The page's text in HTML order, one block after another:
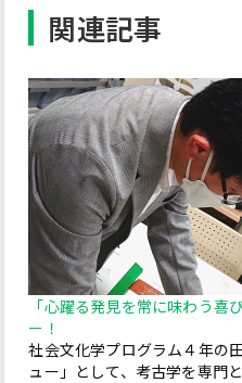
関連記事
「心躍る発見を常に味わう喜
ー！
社会文化学プログラム４年の
ュー」として、考古学を専門